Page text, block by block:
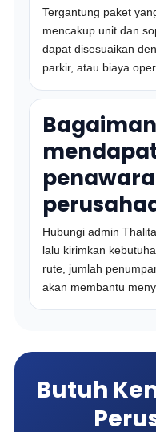
Tergantung paket
mencakup unit dan
dapat disesuaikan
parkir, atau biaya
Hubungi admin
lalu kirimkan
rute, jumlah
akan membantu
Butuh